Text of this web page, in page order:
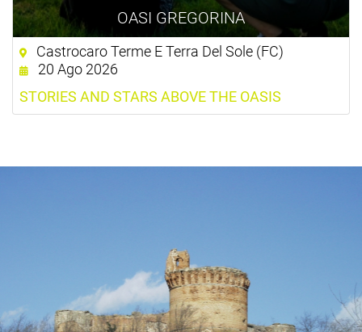
OASI GREGORINA
Castrocaro Terme E Terra Del Sole (FC)
20 Ago 2026
STORIES AND STARS ABOVE THE OASIS